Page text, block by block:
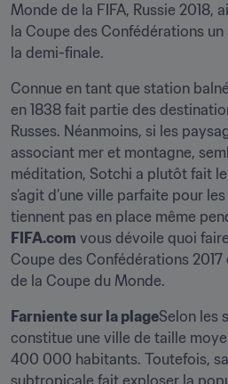
Monde de la FIFA, Russie 2018,
la Coupe des Confédérations
la demi-finale.
Connue en tant que station
en 1838 fait partie des
Russes. Néanmoins, si les
associant mer et montagne,
méditation, Sotchi a plutôt fait le
s’agit d’une ville parfaite pour
FIFA.com vous dévoile quoi
Coupe des Confédérations
de la Coupe du Monde.
Farniente sur la plageSelon les
constitue une ville de taille
400 000 habitants. Toutefois,
subtropicale fait exploser la